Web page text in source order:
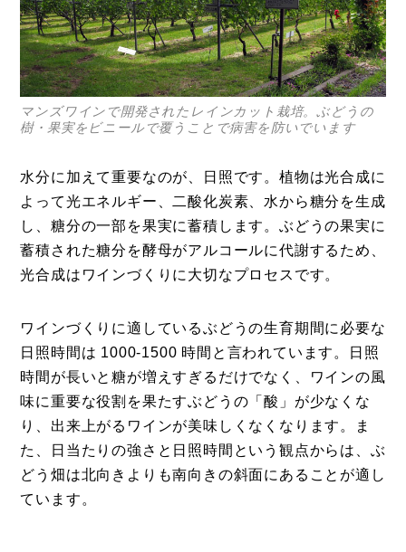
マンズワインで開発されたレインカット栽培。ぶどうの
樹・果実をビニールで覆うことで病害を防いでいます
水分に加えて重要なのが、日照です。植物は光合成に
よって光エネルギー、二酸化炭素、水から糖分を生成
し、糖分の一部を果実に蓄積します。ぶどうの果実に
蓄積された糖分を酵母がアルコールに代謝するため、
光合成はワインづくりに大切なプロセスです。
ワインづくりに適しているぶどうの生育期間に必要な
日照時間は 1000-1500 時間と言われています。日照
時間が長いと糖が増えすぎるだけでなく、ワインの風
味に重要な役割を果たすぶどうの「酸」が少なくな
り、出来上がるワインが美味しくなくなります。ま
た、日当たりの強さと日照時間という観点からは、ぶ
どう畑は北向きよりも南向きの斜面にあることが適し
ています。